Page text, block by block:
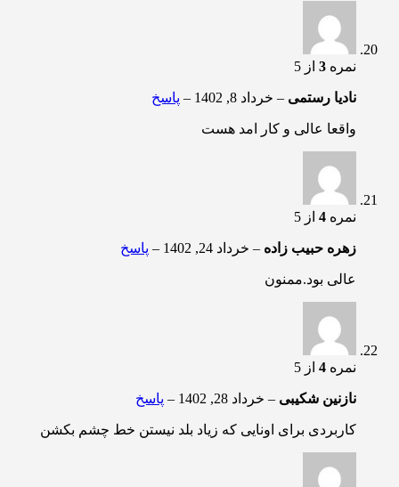
نمره 3 از 5
نادیا رستمی – خرداد 8, 1402 – پاسخ
واقعا عالی و کار امد هست
نمره 4 از 5
زهره حبیب زاده – خرداد 24, 1402 – پاسخ
عالی بود.ممنون
نمره 4 از 5
نازنین شکیبی – خرداد 28, 1402 – پاسخ
کاربردی برای اونایی که زیاد بلد نیستن خط چشم بکشن